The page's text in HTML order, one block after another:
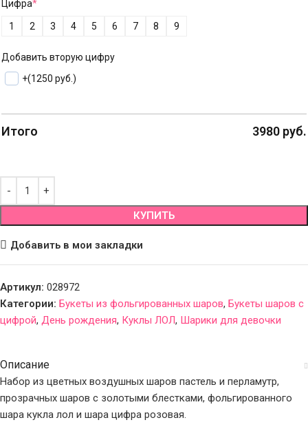
Цифра*
1 2 3 4 5 6 7 8 9
Добавить вторую цифру
+(1250 руб.)
Итого 3980 руб.
КУПИТЬ
Добавить в мои закладки
Артикул: 028972
Категории: Букеты из фольгированных шаров, Букеты шаров с
цифрой, День рождения, Куклы ЛОЛ, Шарики для девочки
Описание
Набор из цветных воздушных шаров пастель и перламутр,
прозрачных шаров с золотыми блестками, фольгированного
шара кукла лол и шара цифра розовая.